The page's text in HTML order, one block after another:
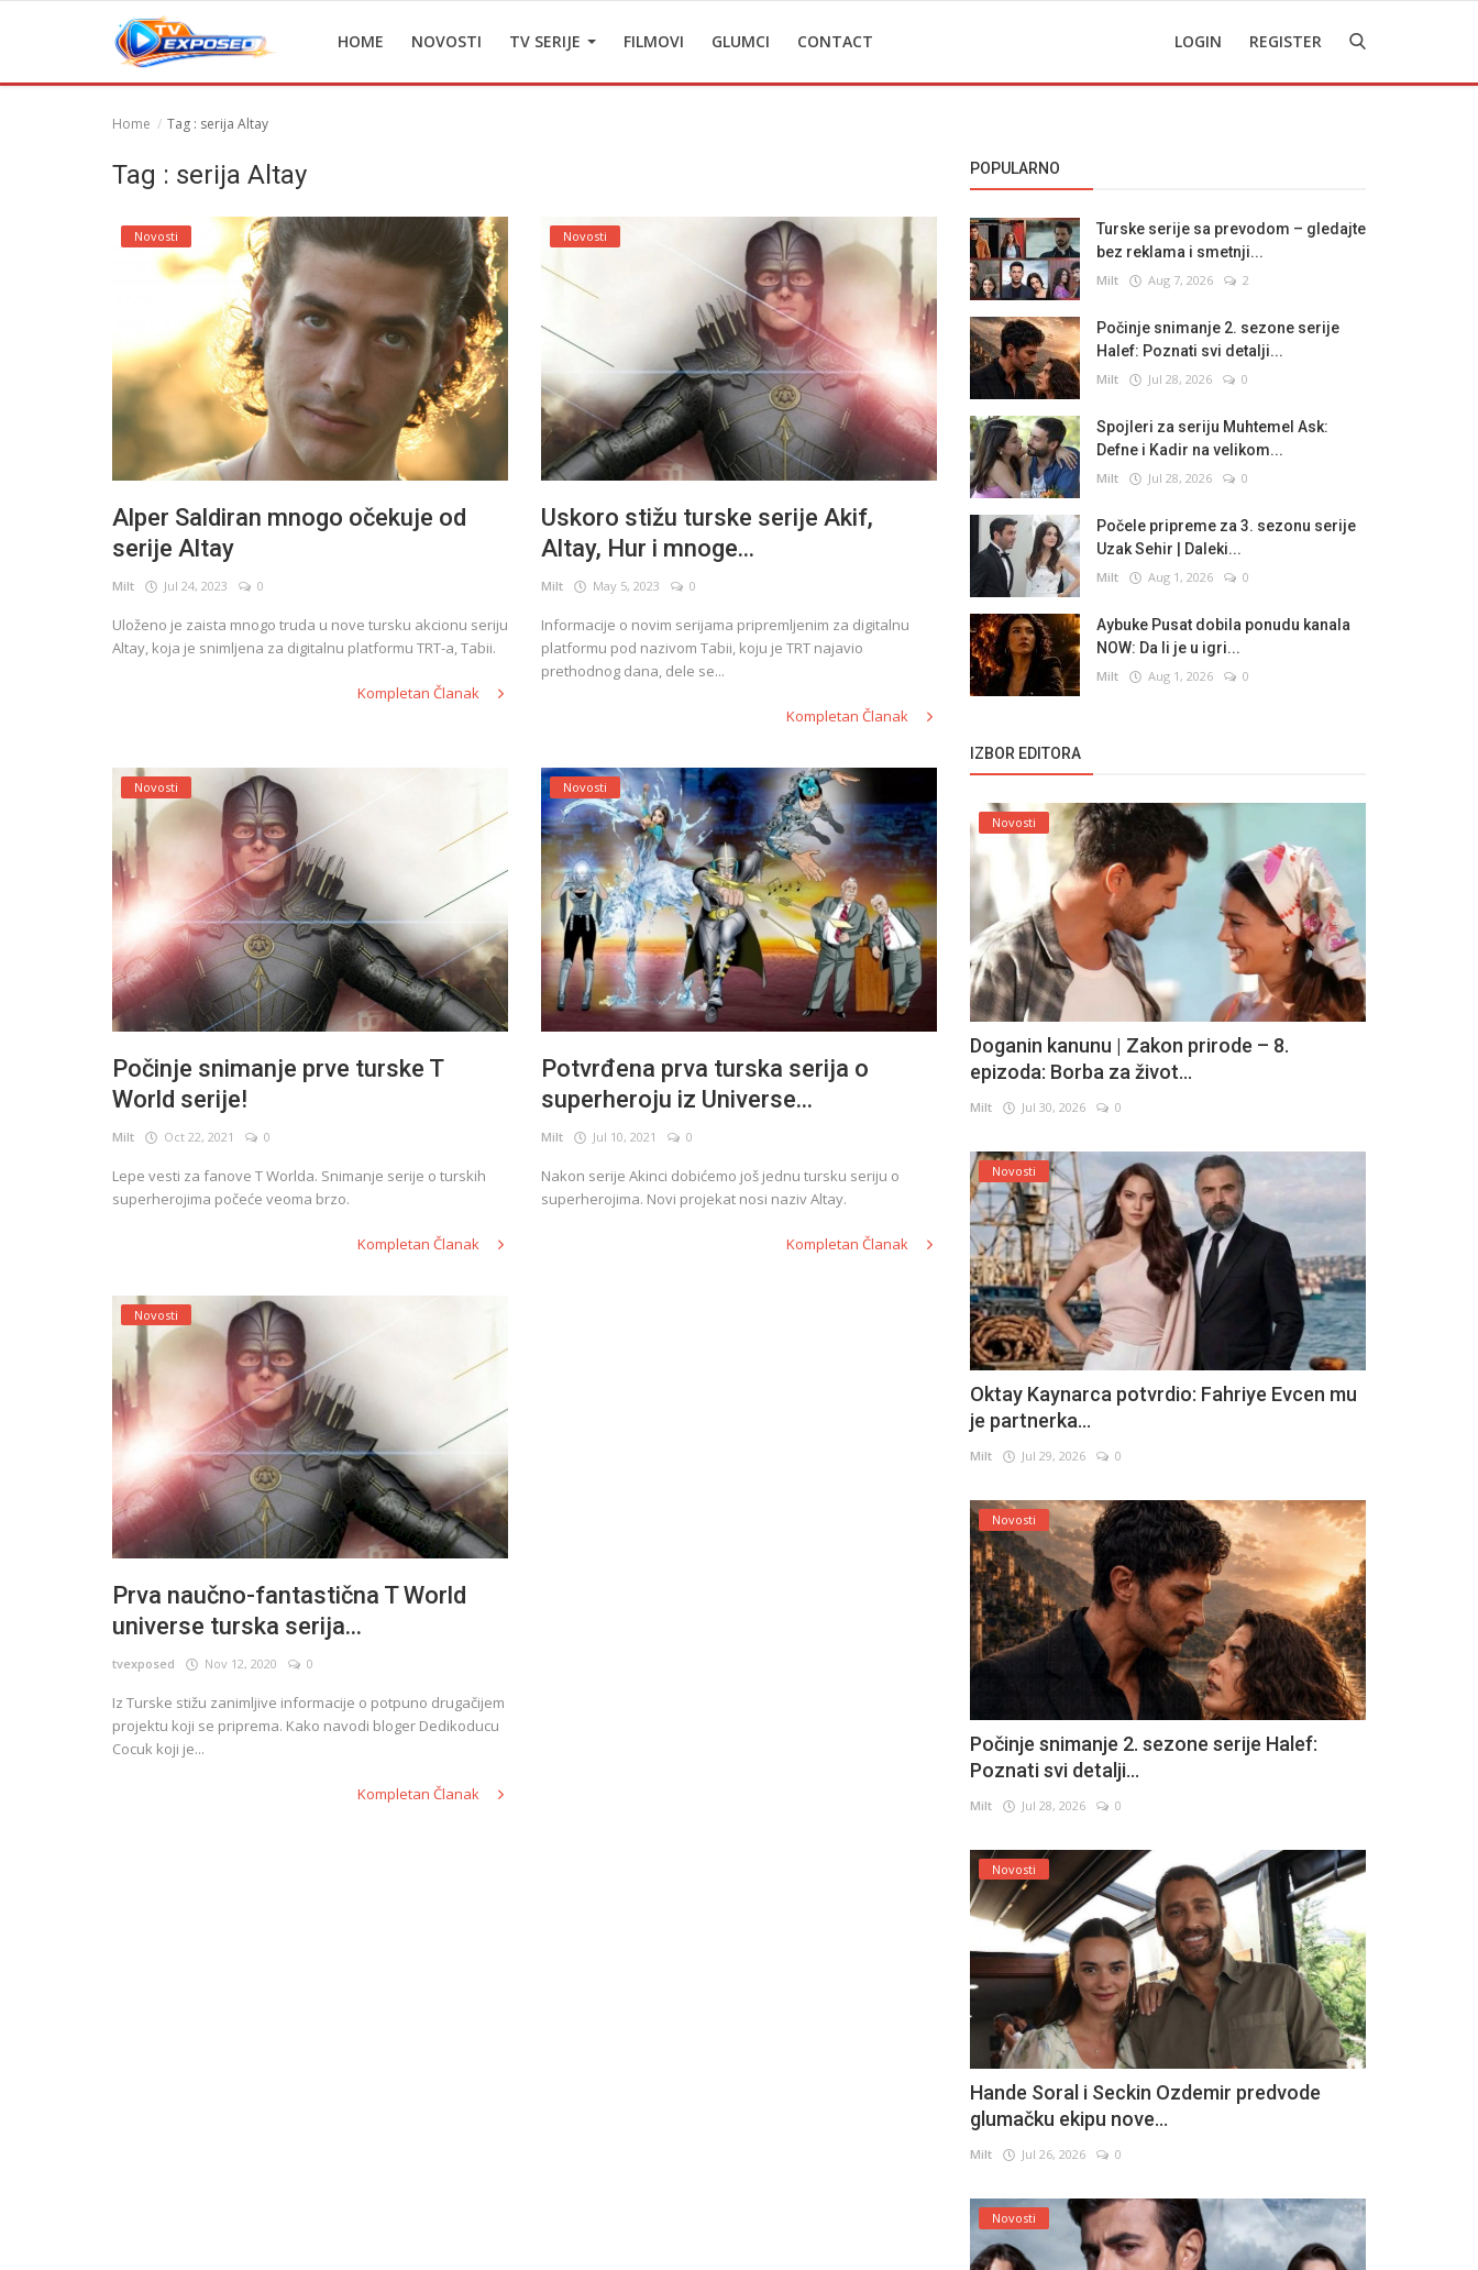
HOME NOVOSTI TV SERIJE FILMOVI GLUMCI CONTACT LOGIN REGISTER
Home Tag : serija Altay
Tag : serija Altay
Novosti
Alper Saldiran mnogo očekuje od
serije Altay
Milt Jul 24, 2023 0
Uloženo je zaista mnogo truda u nove tursku akcionu seriju
Altay, koja je snimljena za digitalnu platformu TRT-a, Tabii.
Kompletan Članak
Novosti
Uskoro stižu turske serije Akif,
Altay, Hur i mnoge...
Milt May 5, 2023 0
Informacije o novim serijama pripremljenim za digitalnu
platformu pod nazivom Tabii, koju je TRT najavio
prethodnog dana, dele se...
Kompletan Članak
Novosti
Počinje snimanje prve turske T
World serije!
Milt Oct 22, 2021 0
Lepe vesti za fanove T Worlda. Snimanje serije o turskih
superherojima počeće veoma brzo.
Kompletan Članak
Novosti
Potvrđena prva turska serija o
superheroju iz Universe...
Milt Jul 10, 2021 0
Nakon serije Akinci dobićemo još jednu tursku seriju o
superherojima. Novi projekat nosi naziv Altay.
Kompletan Članak
Novosti
Prva naučno-fantastična T World
universe turska serija...
tvexposed Nov 12, 2020 0
Iz Turske stižu zanimljive informacije o potpuno drugačijem
projektu koji se priprema. Kako navodi bloger Dedikoducu
Cocuk koji je...
Kompletan Članak
POPULARNO
Turske serije sa prevodom – gledajte
bez reklama i smetnji...
Milt Aug 7, 2026 2
Počinje snimanje 2. sezone serije
Halef: Poznati svi detalji...
Milt Jul 28, 2026 0
Spojleri za seriju Muhtemel Ask:
Defne i Kadir na velikom...
Milt Jul 28, 2026 0
Počele pripreme za 3. sezonu serije
Uzak Sehir | Daleki...
Milt Aug 1, 2026 0
Aybuke Pusat dobila ponudu kanala
NOW: Da li je u igri...
Milt Aug 1, 2026 0
IZBOR EDITORA
Novosti
Doganin kanunu | Zakon prirode – 8.
epizoda: Borba za život...
Milt Jul 30, 2026 0
Novosti
Oktay Kaynarca potvrdio: Fahriye Evcen mu
je partnerka...
Milt Jul 29, 2026 0
Novosti
Počinje snimanje 2. sezone serije Halef:
Poznati svi detalji...
Milt Jul 28, 2026 0
Novosti
Hande Soral i Seckin Ozdemir predvode
glumačku ekipu nove...
Milt Jul 26, 2026 0
Novosti